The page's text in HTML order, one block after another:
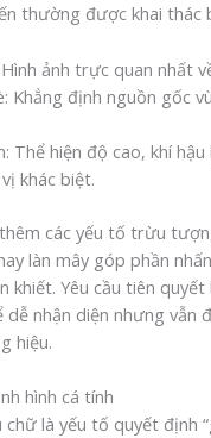
thường được khai thác
ảnh trực quan nhất
Khẳng định nguồn gốc
Thể hiện độ cao, khí
khác biệt.
các yếu tố trừu
làn mây góp phần
khiết. Yêu cầu tiên
nhận diện nhưng vẫn
hiệu.
hình cá tính
chữ là yếu tố quyết định